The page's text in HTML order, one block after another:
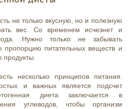
не только вкусную, но и полезную
вес. Со временем исчезнет и
Нужно только не забывать
пропорцию питательных веществ и
продукты.
несколько принципов питания.
и важных является подсчет
диета заключается в
углеводов, чтобы организм